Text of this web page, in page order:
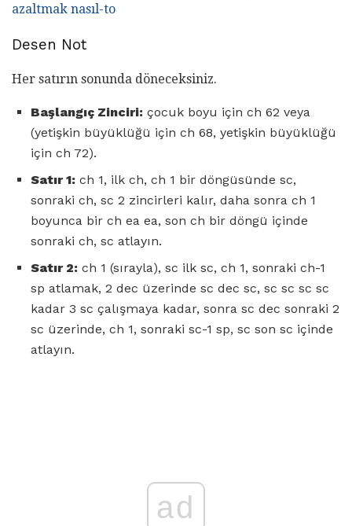
azaltmak nasıl-to
Desen Not
Her satırın sonunda döneceksiniz.
Başlangıç ​​Zinciri: çocuk boyu için ch 62 veya
(yetişkin büyüklüğü için ch 68, yetişkin büyüklüğü
için ch 72).
Satır 1: ch 1, ilk ch, ch 1 bir döngüsünde sc,
sonraki ch, sc 2 zincirleri kalır, daha sonra ch 1
boyunca bir ch ea ea, son ch bir döngü içinde
sonraki ch, sc atlayın.
Satır 2: ch 1 (sırayla), sc ilk sc, ch 1, sonraki ch-1
sp atlamak, 2 dec üzerinde sc dec sc, sc sc sc sc
kadar 3 sc çalışmaya kadar, sonra sc dec sonraki 2
sc üzerinde, ch 1, sonraki sc-1 sp, sc son sc içinde
atlayın.
ad